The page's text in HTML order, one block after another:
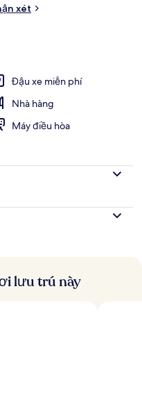
xét
Đậu xe miễn phí
Nhà hàng
Máy điều hòa
lưu trú này